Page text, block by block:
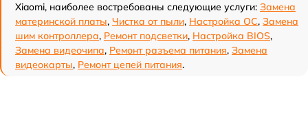
Xiaomi, наиболее востребованы следующие услуги: Замена
материнской платы, Чистка от пыли, Настройка ОС, Замена
шим контроллера, Ремонт подсветки, Настройка BIOS,
Замена видеочипа, Ремонт разъема питания, Замена
видеокарты, Ремонт цепей питания.